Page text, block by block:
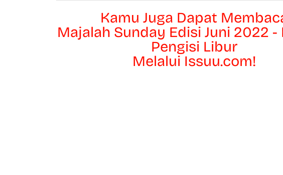
Kamu Juga Dapat
Majalah Sunday Edisi Juni 2022 -
Pengisi Libur
Melalui Issuu.com!